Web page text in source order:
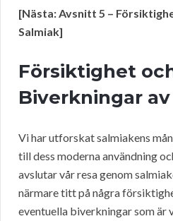
[Nästa: Avsnitt 5 –
Salmiak]
Försiktighet
Biverkningar
Vi har utforskat salmiakens
till dess moderna användning
avslutar vår resa genom
närmare titt på några
eventuella biverkningar som är